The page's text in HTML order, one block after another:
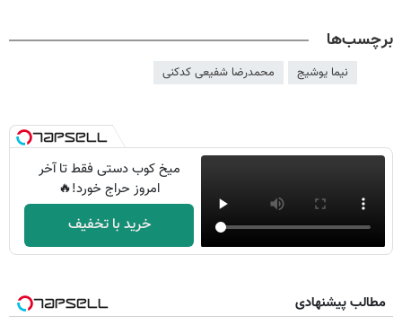
برچسب‌ها
نیما یوشیج محمدرضا شفیعی کدکنی
میخ کوب دستی فقط تا آخر
امروز حراج خورد!🔥
خرید با تخفیف
مطالب پیشنهادی